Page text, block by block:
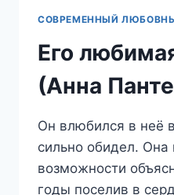
СОВРЕМЕННЫЙ
Его
(Анна
Он влюбился в неё
сильно обидел. Она
возможности
годы поселив в